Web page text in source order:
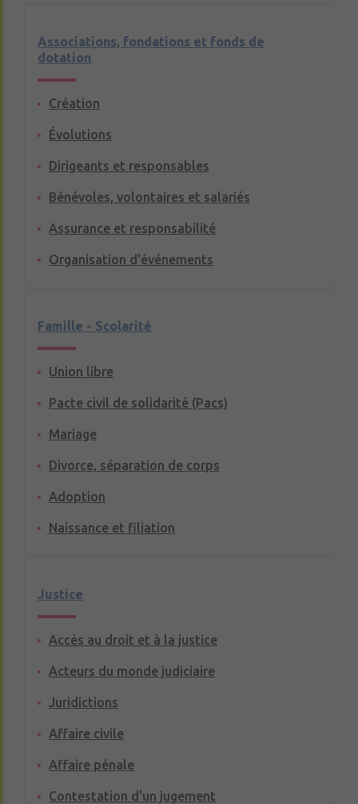
Associations, fondations et fonds de
dotation
Création
Évolutions
Dirigeants et responsables
Bénévoles, volontaires et salariés
Assurance et responsabilité
Organisation d'événements
Famille - Scolarité
Union libre
Pacte civil de solidarité (Pacs)
Mariage
Divorce, séparation de corps
Adoption
Naissance et filiation
Justice
Accès au droit et à la justice
Acteurs du monde judiciaire
Juridictions
Affaire civile
Affaire pénale
Contestation d'un jugement